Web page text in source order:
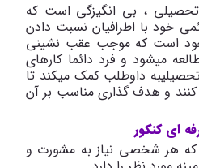
، بی انگیزگی است که
خود با اطرافیان نسبت دادن
است که موجب عقب نشینی
میشود و فرد دائما کارهای
داوطلب کمک میکند تا
کنند و هدف گذاری مناسب بر آن
ای کنکور
که هر شخصی نیاز به مشورت و